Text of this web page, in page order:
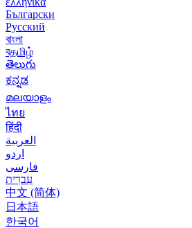
Български
Русский
বাংলা
বதமிழ்
తెలుగు
ಕನ್ನಡ
മലയാളം
ไทย
हिंदी
العربية
اردو
فارسی
עִברִית
中文 (简体)
日本語
한국어